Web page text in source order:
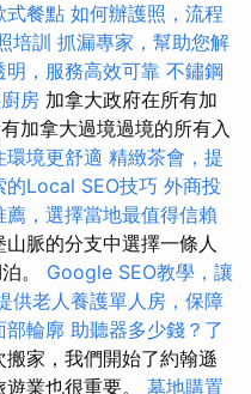
式餐點 如何辦護照，流程
培訓 抓漏專家，幫助您解
明，服務高效可靠 不鏽鋼
房 加拿大政府在所有加
加拿大過境過境的所有入
環境更舒適 精緻茶會，提
的Local SEO技巧 外商投
薦，選擇當地最值得信賴
脈的分支中選擇一條人
。 Google SEO教學，讓
供老人養護單人房，保障
部輪廓 助聽器多少錢？了
搬家，我們開始了約翰遜
業也很重要。 墓地購置